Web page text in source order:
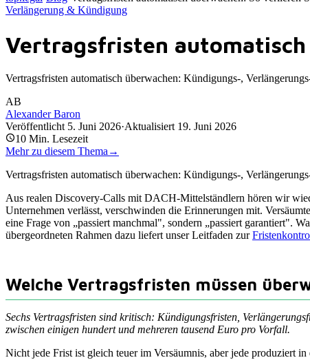
Verlängerung & Kündigung
Vertragsfristen automatisch
Vertragsfristen automatisch überwachen: Kündigungs-,
AB
Alexander Baron
Veröffentlicht 5. Juni 2026·Aktualisiert 19. Juni 2026
10 Min. Lesezeit
Mehr zu diesem Thema →
Vertragsfristen automatisch überwachen: Kündigungs-,
Aus realen Discovery-Calls mit DACH-Mittelständlern hören wir
Unternehmen verlässt, verschwinden die Erinnerungen mit.
eine Frage von „passiert manchmal", sondern „passiert garantiert".
übergeordneten Rahmen dazu liefert unser Leitfaden zur
Welche Vertragsfristen müssen
Sechs Vertragsfristen sind kritisch: Kündigungsfristen,
zwischen einigen hundert und mehreren tausend Euro pro Vorfall.
Nicht jede Frist ist gleich teuer im Versäumnis, aber jede produziert